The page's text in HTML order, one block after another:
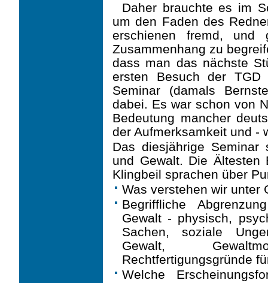
Daher brauchte es im
um den Faden des
erschienen fremd, und
Zusammen­hang zu
dass man das nächste
ersten Besuch der
Seminar (damals
dabei. Es war schon von
Bedeutung mancher
der Aufmerksamkeit und -
Das diesjährige Seminar
und Gewalt. Die Ältesten
Klingbeil sprachen über
Was verstehen wir unter
Begriffliche
Gewalt - physisch,
Sachen, soziale
Gewalt,
Rechtfertigungsgründe
Welche